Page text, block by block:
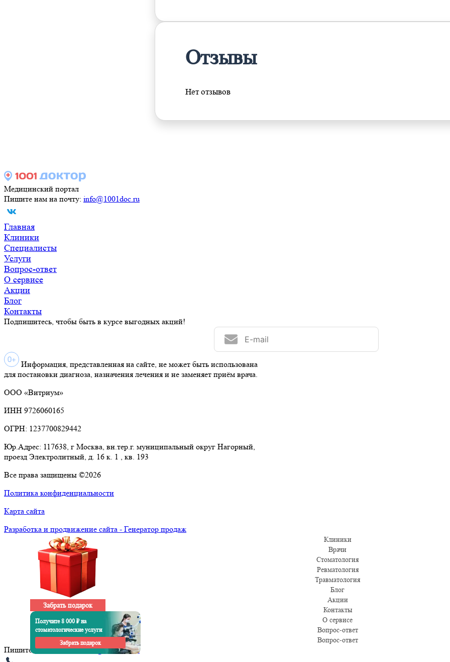
Отзывы
Нет отзывов
Медицинский портал
Пишите нам на почту: info@1001doc.ru
Главная
Клиники
Специалисты
Услуги
Вопрос-ответ
О сервисе
Акции
Блог
Контакты
Подпишитесь, чтобы быть в курсе выгодных акций!
Информация, представленная на сайте, не может быть использована
для постановки диагноза, назначения лечения и не заменяет приём врача.
ООО «Витриум»
ИНН 9726060165
ОГРН: 1237700829442
Юр.Адрес: 117638, г Москва, вн.тер.г. муниципальный округ Нагорный,
проезд Электролитный, д. 16 к. 1 , кв. 193
Все права защищены ©2026
Политика конфиденциальности
Карта сайта
Разработка и продвижение сайта - Генератор продаж
Клиники
Врачи
Стоматология
Ревматология
Травматология
Блог
Акции
Контакты
О сервисе
Вопрос-ответ
Вопрос-ответ
Пишите нам на почту:info@1001doc.ru
Забрать подарок
Получите 8 000 ₽ на
стоматологические услуги
Забрать подарок